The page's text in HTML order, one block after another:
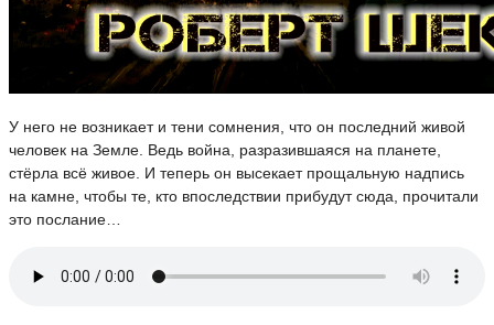
У него не возникает и тени сомнения, что он последний живой
человек на Земле. Ведь война, разразившаяся на планете,
стёрла всё живое. И теперь он высекает прощальную надпись
на камне, чтобы те, кто впоследствии прибудут сюда, прочитали
это послание…